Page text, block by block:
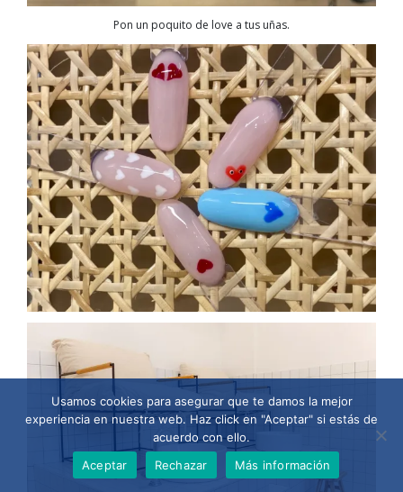
Pon un poquito de love a tus uñas.
Usamos cookies para asegurar que te damos la mejor
experiencia en nuestra web. Haz click en "Aceptar" si estás de
acuerdo con ello.
Aceptar
Rechazar Más información